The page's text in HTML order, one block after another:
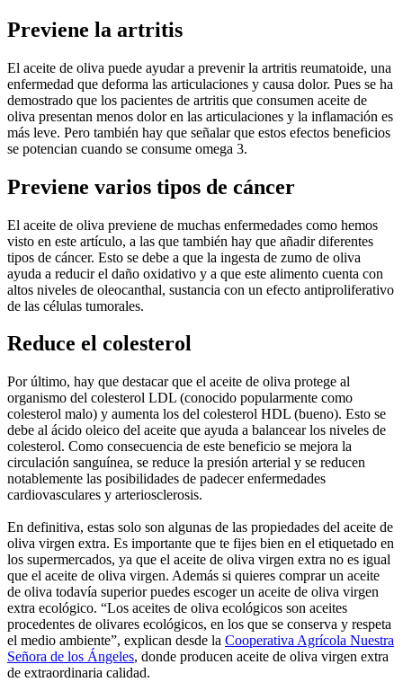
Previene la artritis
El aceite de oliva puede ayudar a prevenir la artritis reumatoide, una
enfermedad que deforma las articulaciones y causa dolor. Pues se ha
demostrado que los pacientes de artritis que consumen aceite de
oliva presentan menos dolor en las articulaciones y la inflamación es
más leve. Pero también hay que señalar que estos efectos beneficios
se potencian cuando se consume omega 3.
Previene varios tipos de cáncer
El aceite de oliva previene de muchas enfermedades como hemos
visto en este artículo, a las que también hay que añadir diferentes
tipos de cáncer. Esto se debe a que la ingesta de zumo de oliva
ayuda a reducir el daño oxidativo y a que este alimento cuenta con
altos niveles de oleocanthal, sustancia con un efecto antiproliferativo
de las células tumorales.
Reduce el colesterol
Por último, hay que destacar que el aceite de oliva protege al
organismo del colesterol LDL (conocido popularmente como
colesterol malo) y aumenta los del colesterol HDL (bueno). Esto se
debe al ácido oleico del aceite que ayuda a balancear los niveles de
colesterol. Como consecuencia de este beneficio se mejora la
circulación sanguínea, se reduce la presión arterial y se reducen
notablemente las posibilidades de padecer enfermedades
cardiovasculares y arteriosclerosis.
En definitiva, estas solo son algunas de las propiedades del aceite de
oliva virgen extra. Es importante que te fijes bien en el etiquetado en
los supermercados, ya que el aceite de oliva virgen extra no es igual
que el aceite de oliva virgen. Además si quieres comprar un aceite
de oliva todavía superior puedes escoger un aceite de oliva virgen
extra ecológico. “Los aceites de oliva ecológicos son aceites
procedentes de olivares ecológicos, en los que se conserva y respeta
el medio ambiente”, explican desde la Cooperativa Agrícola Nuestra
Señora de los Ángeles, donde producen aceite de oliva virgen extra
de extraordinaria calidad.